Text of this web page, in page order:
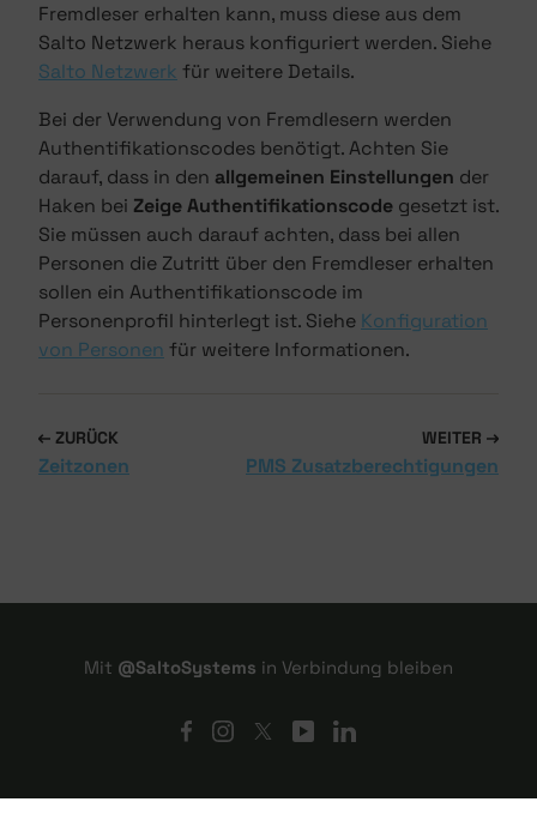
Fremdleser erhalten kann, muss diese aus dem
Salto Netzwerk heraus konfiguriert werden. Siehe
Salto Netzwerk für weitere Details.
Bei der Verwendung von Fremdlesern werden
Authentifikationscodes benötigt. Achten Sie
darauf, dass in den allgemeinen Einstellungen der
Haken bei Zeige Authentifikationscode gesetzt ist.
Sie müssen auch darauf achten, dass bei allen
Personen die Zutritt über den Fremdleser erhalten
sollen ein Authentifikationscode im
Personenprofil hinterlegt ist. Siehe Konfiguration
von Personen für weitere Informationen.
ZURÜCK
Zeitzonen
WEITER
PMS Zusatzberechtigungen
Mit @SaltoSystems in Verbindung bleiben